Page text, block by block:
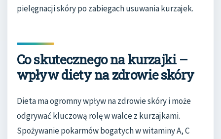
pielęgnacji skóry po zabiegach usuwania kurzajek.
Co skutecznego na kurzajki –
wpływ diety na zdrowie skóry
Dieta ma ogromny wpływ na zdrowie skóry i może
odgrywać kluczową rolę w walce z kurzajkami.
Spożywanie pokarmów bogatych w witaminy A, C